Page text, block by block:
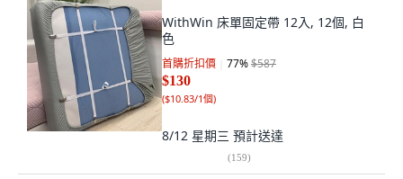
WithWin 床單固定帶 12入, 12個, 白
色
首購折扣價 77%$587
$130
($10.83/1個)
8/12 星期三 預計送達
(159)